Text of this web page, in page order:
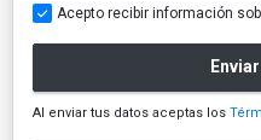
Acepto recibir información
Al enviar tus datos aceptas los